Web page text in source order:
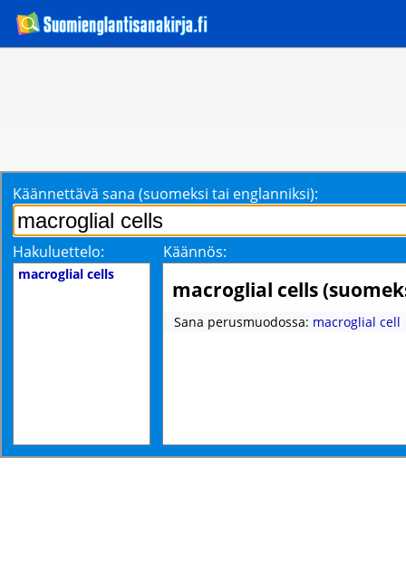
Käännettävä sana (suomeksi tai englanniksi):
Hakuluettelo: Käännös:
macroglial cells
macroglial cells
Sana perusmuodossa: macroglial cell